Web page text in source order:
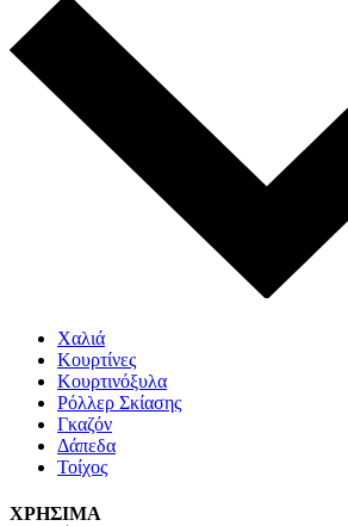
Χαλιά
Κουρτίνες
Κουρτινόξυλα
Ρόλλερ Σκίασης
Γκαζόν
Δάπεδα
Τοίχος
ΧΡΗΣΙΜΑ